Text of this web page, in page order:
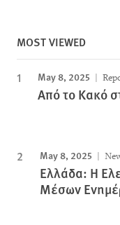
MOST VIEWED
May 8, 2025
Από το Κακό
May 8, 2025
Ελλάδα: Η
Μέσων